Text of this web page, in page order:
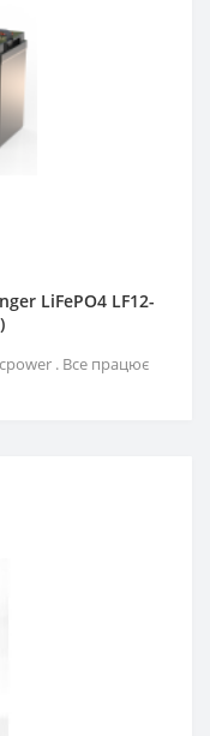
LiFePO4 LF12-
. Все працює